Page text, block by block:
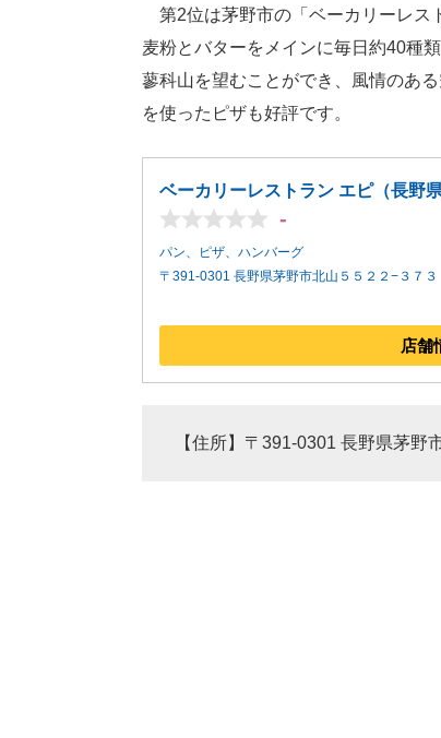
第2位は茅野市の「ベーカリーレス
麦粉とバターをメインに毎日約40種
蓼科山を望むことができ、風情のあ
を使ったピザも好評です。
ベーカリーレストラン エピ（長野県
-
パン、ピザ、ハンバーグ
〒391-0301 長野県茅野市北山５５２２−３７３
店舗
【住所】〒391-0301 長野県茅野